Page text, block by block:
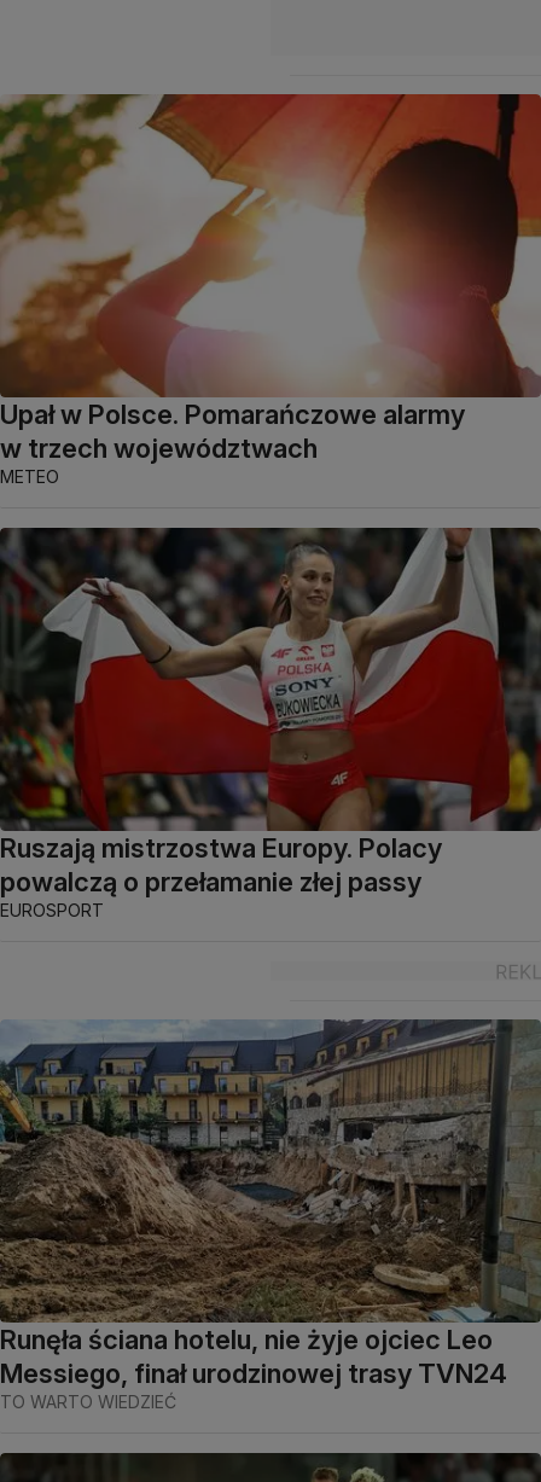
Upał w Polsce. Pomarańczowe alarmy
w trzech województwach
METEO
Ruszają mistrzostwa Europy. Polacy
powalczą o przełamanie złej passy
EUROSPORT
Runęła ściana hotelu, nie żyje ojciec Leo
Messiego, finał urodzinowej trasy TVN24
TO WARTO WIEDZIEĆ